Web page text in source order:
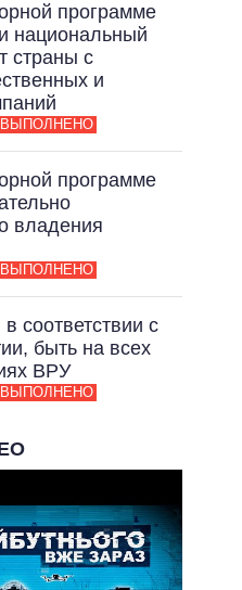
программе
национальный
страны с
и
ВЫПОЛНЕНО
программе
владения
ВЫПОЛНЕНО
соответствии с
быть на всех
ВРУ
ВЫПОЛНЕНО